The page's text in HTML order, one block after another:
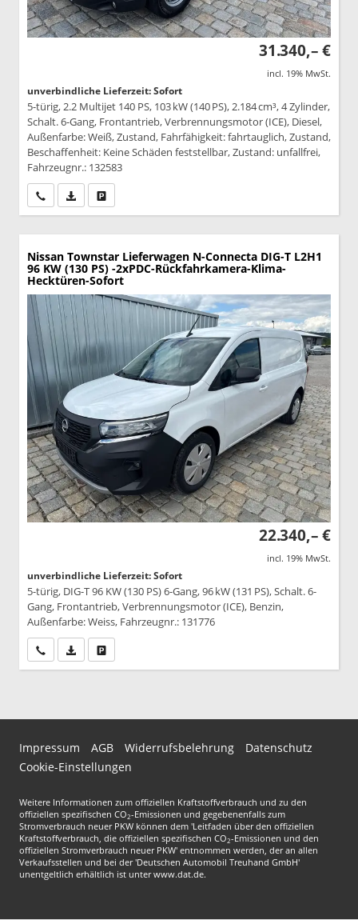
31.340,– €
incl. 19% MwSt.
unverbindliche Lieferzeit: Sofort
5-türig, 2.2 Multijet 140 PS, 103 kW (140 PS), 2.184 cm³, 4 Zylinder,
Schalt. 6-Gang, Frontantrieb, Verbrennungsmotor (ICE), Diesel,
Außenfarbe: Weiß, Zustand, Fahrfähigkeit: fahrtauglich, Zustand,
Beschaffenheit: Keine Schäden feststellbar, Zustand: unfallfrei,
Fahrzeugnr.: 132583
Wir rufen Sie anPDF-Datei, Fahrzeugexposé drucken
Nissan Townstar Lieferwagen N-Connecta DIG-T L2H1
96 KW (130 PS) -2xPDC-Rückfahrkamera-Klima-
Hecktüren-Sofort
22.340,– €
incl. 19% MwSt.
unverbindliche Lieferzeit: Sofort
5-türig, DIG-T 96 KW (130 PS) 6-Gang, 96 kW (131 PS), Schalt. 6-
Gang, Frontantrieb, Verbrennungsmotor (ICE), Benzin,
Außenfarbe: Weiss, Fahrzeugnr.: 131776
Wir rufen Sie anPDF-Datei, Fahrzeugexposé drucken
Impressum AGB Widerrufsbelehrung
Datenschutz
Cookie-Einstellungen
Weitere Informationen zum offiziellen Kraftstoffverbrauch und zu den
offiziellen spezifischen CO2-Emissionen und gegebenenfalls zum
Stromverbrauch neuer PKW können dem 'Leitfaden über den offiziellen
Kraftstoffverbrauch, die offiziellen spezifischen CO2-Emissionen und den
offiziellen Stromverbrauch neuer PKW' entnommen werden, der an allen
Verkaufsstellen und bei der 'Deutschen Automobil Treuhand GmbH'
unentgeltlich erhältlich ist unter www.dat.de.